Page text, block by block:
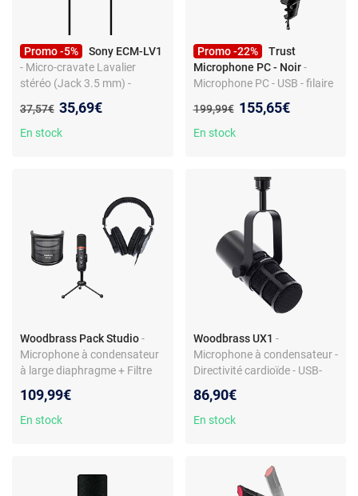
Promo -5%
Sony ECM-LV1
- Micro-cravate Lavalier
stéréo (Jack 3.5 mm) -
Ancien prix :
37,57€ Nouveau prix :
35,69€
En stock
Promo -22%
Trust
Microphone PC - Noir -
Microphone PC - USB - filaire
contrôle du volume
Ancien prix :
199,99€ Nouveau prix :
155,65€
En stock
Woodbrass Pack Studio-
Microphone à condensateur
à large diaphragme + Filtre
circum-aural fermé
109,99€
En stock
Woodbrass UX1 -
Microphone à condensateur -
Directivité cardioïde - USB-
jack 3.5 mm
86,90€
En stock